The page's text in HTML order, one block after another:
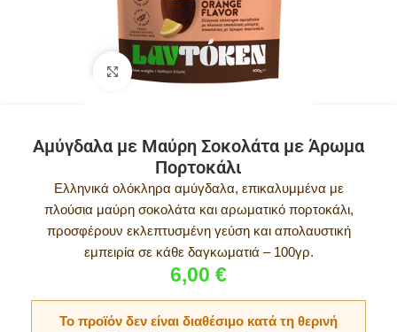
Κλικ για μεγέθυνση
Αμύγδαλα με Μαύρη Σοκολάτα με Άρωμα
Πορτοκάλι
Ελληνικά ολόκληρα αμύγδαλα, επικαλυμμένα με
πλούσια μαύρη σοκολάτα και αρωματικό πορτοκάλι,
προσφέρουν εκλεπτυσμένη γεύση και απολαυστική
εμπειρία σε κάθε δαγκωματιά – 100γρ.
6,00 €
Το προϊόν δεν είναι διαθέσιμο κατά τη θερινή